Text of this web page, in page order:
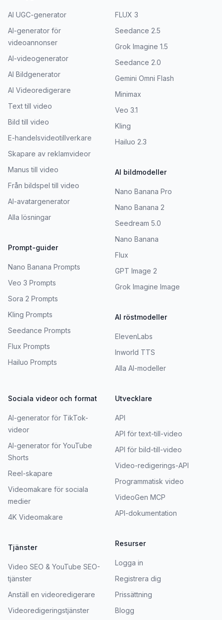
AI UGC-generator
AI-generator för
videoannonser
AI-videogenerator
AI Bildgenerator
AI Videoredigerare
Text till video
Bild till video
E-handelsvideotillverkare
Skapare av reklamvideor
Manus till video
Från bildspel till video
AI-avatargenerator
Alla lösningar
Prompt-guider
Nano Banana Prompts
Veo 3 Prompts
Sora 2 Prompts
Kling Prompts
Seedance Prompts
Flux Prompts
Hailuo Prompts
FLUX 3
Seedance 2.5
Grok Imagine 1.5
Seedance 2.0
Gemini Omni Flash
Minimax
Veo 3.1
Kling
Hailuo 2.3
AI bildmodeller
Nano Banana Pro
Nano Banana 2
Seedream 5.0
Nano Banana
Flux
GPT Image 2
Grok Imagine Image
AI röstmodeller
ElevenLabs
Inworld TTS
Alla AI-modeller
Sociala videor och format
AI-generator för TikTok-
videor
AI-generator för YouTube
Shorts
Reel-skapare
Videomakare för sociala
medier
4K Videomakare
Tjänster
Video SEO & YouTube SEO-
tjänster
Anställ en videoredigerare
Videoredigeringstjänster
Utvecklare
API
API för text-till-video
API för bild-till-video
Video-redigerings-API
Programmatisk video
VideoGen MCP
API-dokumentation
Resurser
Logga in
Registrera dig
Prissättning
Blogg